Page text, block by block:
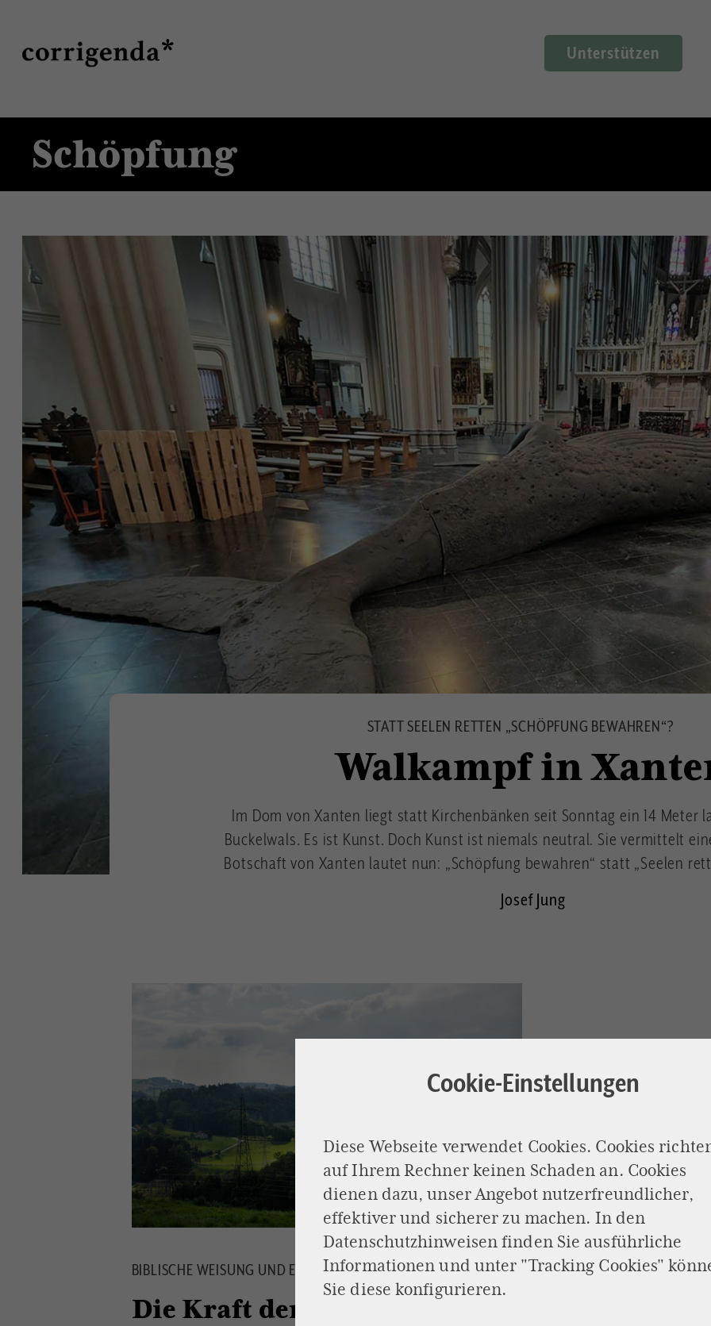
Inhalt
Unterstützen
Schöpfung
STATT SEELEN RETTEN „SCHÖPFUNG BEWAHREN“?
Walkampf in
Im Dom von Xanten liegt statt Kirchenbänken seit Sonntag ein 14 Meter
Buckelwals. Es ist Kunst. Doch Kunst ist niemals neutral. Sie vermittelt
Botschaft von Xanten lautet nun: „Schöpfung bewahren“ statt „Seelen
Josef Jung
BIBLISCHE WEISUNG UND ENERGIEWIRTSCHAFT
Die Kraft der Vernunft im
Cookie-Einstellungen
Diese Webseite verwendet Cookies. Cookies
auf Ihrem Rechner keinen Schaden an. Cookies
dienen dazu, unser Angebot nutzerfreundlicher,
effektiver und sicherer zu machen. In den
Datenschutzhinweisen finden Sie ausführliche
Informationen und unter "Tracking Cookies"
Sie diese konfigurieren.